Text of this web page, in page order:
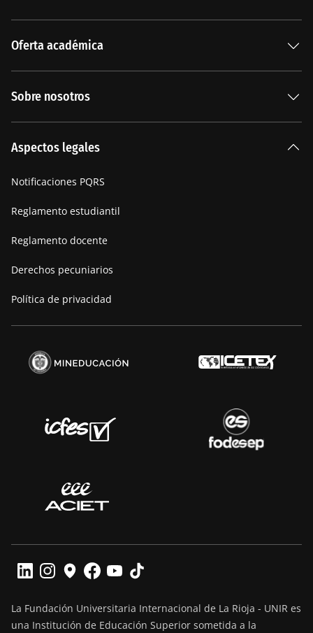
Oferta académica
Sobre nosotros
Manifiesto
Aspectos legales
Notificaciones PQRS
Reglamento estudiantil
Reglamento docente
Derechos pecuniarios
Política de privacidad
La Fundación Universitaria Internacional de La Rioja - UNIR es
una Institución de Educación Superior sometida a la